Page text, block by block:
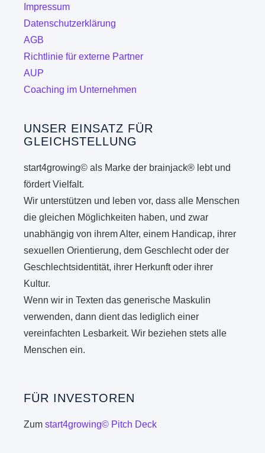
Impressum
Datenschutzerklärung
AGB
Richtlinie für externe Partner
AUP
Coaching im Unternehmen
UNSER EINSATZ FÜR
GLEICHSTELLUNG
start4growing© als Marke der brainjack® lebt und
fördert Vielfalt.
Wir unterstützen und leben vor, dass alle Menschen
die gleichen Möglichkeiten haben, und zwar
unabhängig von ihrem Alter, einem Handicap, ihrer
sexuellen Orientierung, dem Geschlecht oder der
Geschlechtsidentität, ihrer Herkunft oder ihrer
Kultur.
Wenn wir in Texten das generische Maskulin
verwenden, dann dient das lediglich einer
vereinfachten Lesbarkeit. Wir beziehen stets alle
Menschen ein.
FÜR INVESTOREN
Zumstart4growing© Pitch Deck